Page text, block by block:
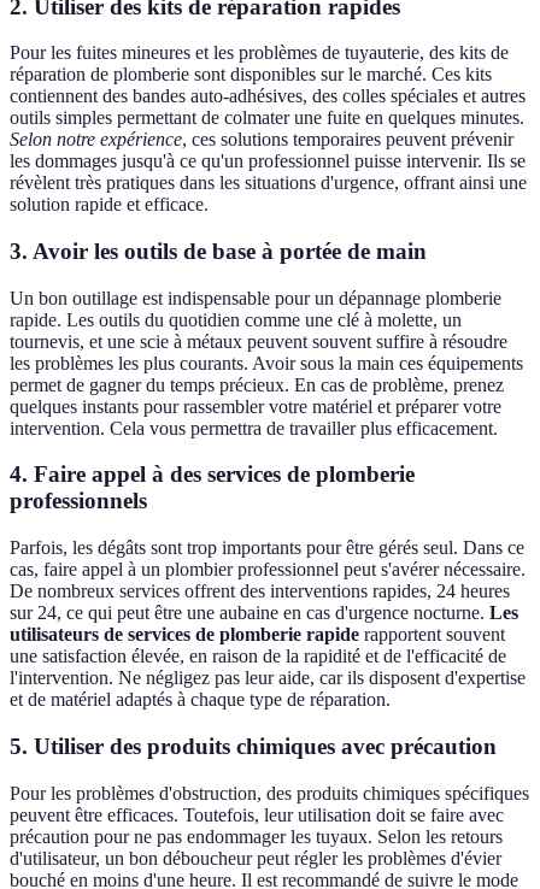
2. Utiliser des kits de réparation rapides
Pour les fuites mineures et les problèmes de tuyauterie, des kits de
réparation de plomberie sont disponibles sur le marché. Ces kits
contiennent des bandes auto-adhésives, des colles spéciales et autres
outils simples permettant de colmater une fuite en quelques minutes.
Selon notre expérience, ces solutions temporaires peuvent prévenir
les dommages jusqu'à ce qu'un professionnel puisse intervenir. Ils se
révèlent très pratiques dans les situations d'urgence, offrant ainsi une
solution rapide et efficace.
3. Avoir les outils de base à portée de main
Un bon outillage est indispensable pour un dépannage plomberie
rapide. Les outils du quotidien comme une clé à molette, un
tournevis, et une scie à métaux peuvent souvent suffire à résoudre
les problèmes les plus courants. Avoir sous la main ces équipements
permet de gagner du temps précieux. En cas de problème, prenez
quelques instants pour rassembler votre matériel et préparer votre
intervention. Cela vous permettra de travailler plus efficacement.
4. Faire appel à des services de plomberie
professionnels
Parfois, les dégâts sont trop importants pour être gérés seul. Dans ce
cas, faire appel à un plombier professionnel peut s'avérer nécessaire.
De nombreux services offrent des interventions rapides, 24 heures
sur 24, ce qui peut être une aubaine en cas d'urgence nocturne. Les
utilisateurs de services de plomberie rapide rapportent souvent
une satisfaction élevée, en raison de la rapidité et de l'efficacité de
l'intervention. Ne négligez pas leur aide, car ils disposent d'expertise
et de matériel adaptés à chaque type de réparation.
5. Utiliser des produits chimiques avec précaution
Pour les problèmes d'obstruction, des produits chimiques spécifiques
peuvent être efficaces. Toutefois, leur utilisation doit se faire avec
précaution pour ne pas endommager les tuyaux. Selon les retours
d'utilisateur, un bon déboucheur peut régler les problèmes d'évier
bouché en moins d'une heure. Il est recommandé de suivre le mode